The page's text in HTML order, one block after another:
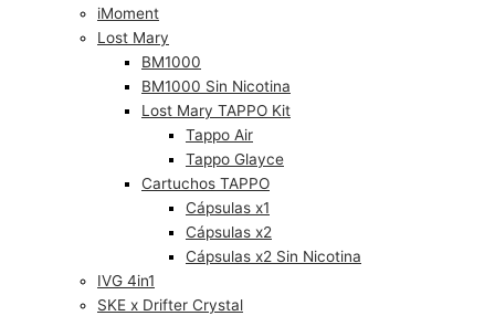
iMoment
Lost Mary
BM1000
BM1000 Sin Nicotina
Lost Mary TAPPO Kit
Tappo Air
Tappo Glayce
Cartuchos TAPPO
Cápsulas x1
Cápsulas x2
Cápsulas x2 Sin Nicotina
IVG 4in1
SKE x Drifter Crystal